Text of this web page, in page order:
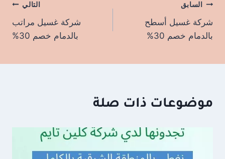
تصفّح
المقالات
السابق
شركة غسيل أسطح
بالدمام خصم 30%
التالي
شركة غسيل مراتب
بالدمام خصم 30%
موضوعات ذات صلة